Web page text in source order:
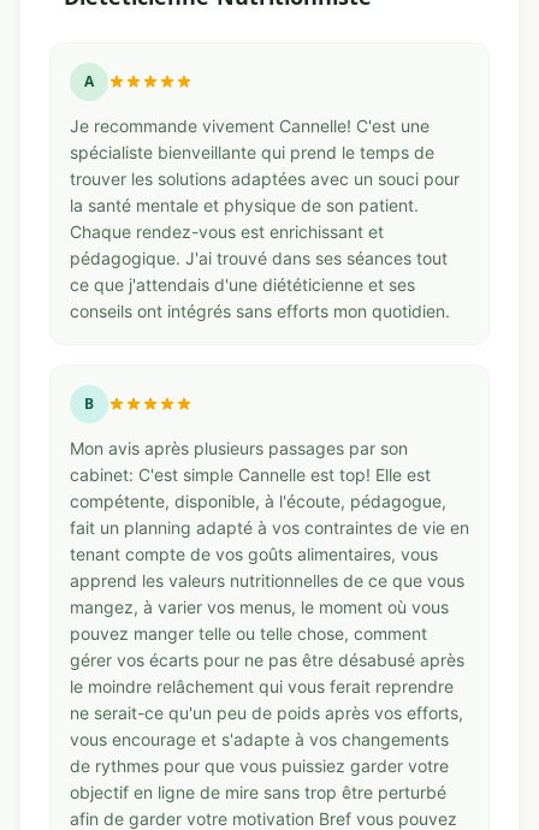
A
Je recommande vivement Cannelle! C'est une
spécialiste bienveillante qui prend le temps de
trouver les solutions adaptées avec un souci pour
la santé mentale et physique de son patient.
Chaque rendez-vous est enrichissant et
pédagogique. J'ai trouvé dans ses séances tout
ce que j'attendais d'une diététicienne et ses
conseils ont intégrés sans efforts mon quotidien.
B
Mon avis après plusieurs passages par son
cabinet: C'est simple Cannelle est top! Elle est
compétente, disponible, à l'écoute, pédagogue,
fait un planning adapté à vos contraintes de vie en
tenant compte de vos goûts alimentaires, vous
apprend les valeurs nutritionnelles de ce que vous
mangez, à varier vos menus, le moment où vous
pouvez manger telle ou telle chose, comment
gérer vos écarts pour ne pas être désabusé après
le moindre relâchement qui vous ferait reprendre
ne serait-ce qu'un peu de poids après vos efforts,
vous encourage et s'adapte à vos changements
de rythmes pour que vous puissiez garder votre
objectif en ligne de mire sans trop être perturbé
afin de garder votre motivation Bref vous pouvez